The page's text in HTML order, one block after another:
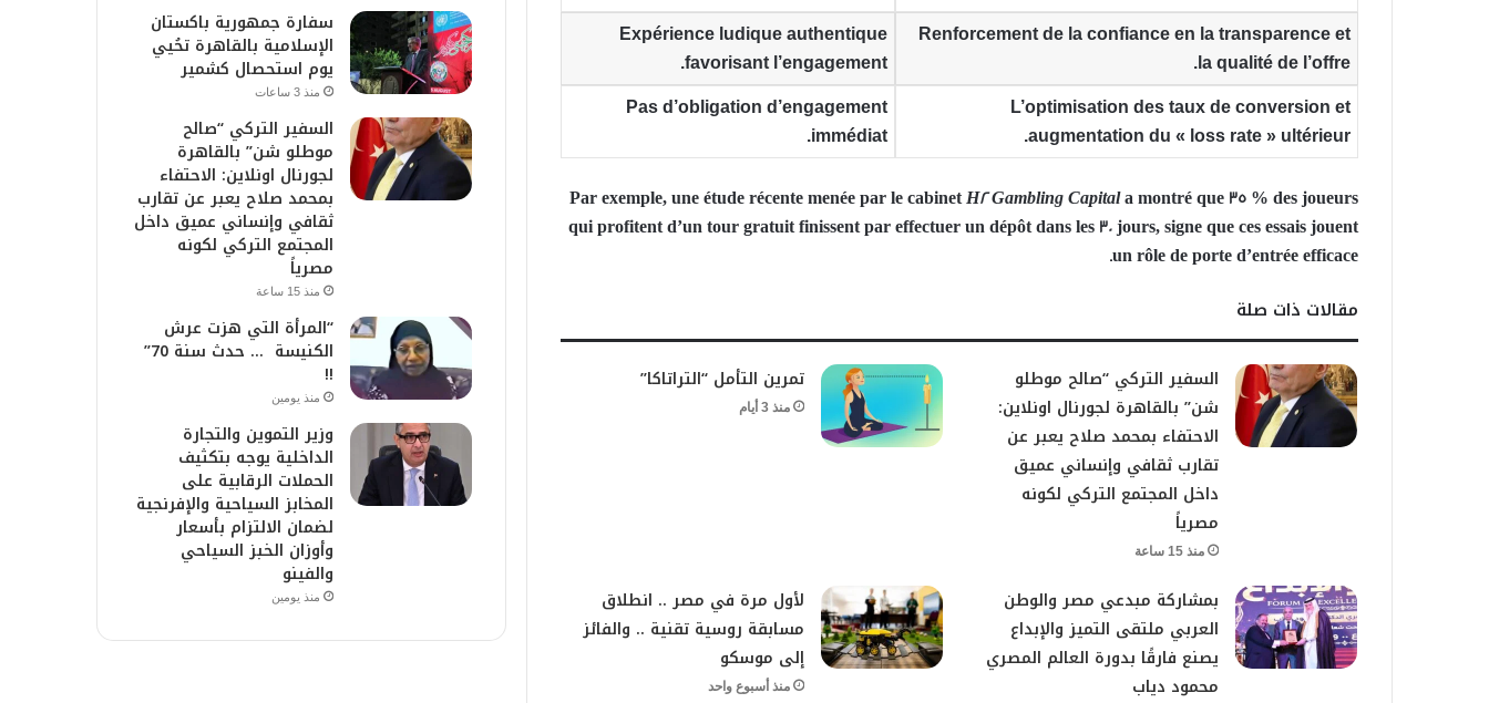
Renforcement de la confianceen la transparence et
la qualité de l’offre.
Expérience ludique authentique
favorisant l’engagement.
L’optimisation des taux de conversion et
augmentation du « loss rate » ultérieur.
Pas d’obligation d’engagement
immédiat
.
Par exemple, une étude récente menée par le cabinetH2 Gambling Capitala montré que 35 % des joueurs
qui profitent d’un tour gratuit finissent par effectuer un dépôt dans les 30 jours, signe que ces essais jouent
un rôle de porte d’entrée efficace.
مقالات ذات صلة
السفير التركي “صالح موطلو
شن” بالقاهرة لجورنال اونلاين:
الاحتفاء بمحمد صلاح يعبر عن
تقارب ثقافي وإنساني عميق
داخل المجتمع التركي لكونه
مصرياً
منذ 15 ساعة
تمرين التأمل “التراتاكا”
منذ 3 أيام
بمشاركة مبدعي مصر والوطن
العربي ملتقى التميز والإبداع
يصنع فارقًا بدورة العالم المصري
محمود دياب
لأول مرة في مصر .. انطلاق
مسابقة روسية تقنية .. والفائز
إلى موسكو
منذ أسبوع واحد
سفارة جمهورية باكستان
الإسلامية بالقاهرة تحُيي
يوم استحصال كشمير
منذ 3 ساعات
السفير التركي “صالح
موطلو شن” بالقاهرة
لجورنال اونلاين: الاحتفاء
بمحمد صلاح يعبر عن تقارب
ثقافي وإنساني عميق داخل
المجتمع التركي لكونه
مصرياً
منذ 15 ساعة
“المرأة التي هزت عرش
الكنيسة … حدث سنة 70”
!!
منذ يومين
وزير التموين والتجارة
الداخلية يوجه بتكثيف
الحملات الرقابية على
المخابز السياحية والإفرنجية
لضمان الالتزام بأسعار
وأوزان الخبز السياحي
والفينو
منذ يومين